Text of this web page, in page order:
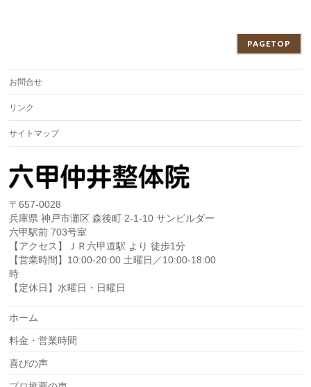
PAGETOP
お問合せ
リンク
サイトマップ
〒657-0028
兵庫県 神戸市灘区 森後町 2-1-10 サンビルダー
六甲駅前 703号室
【アクセス】ＪＲ六甲道駅 より 徒歩1分
【営業時間】10:00-20:00 土曜日／10:00-18:00
時
【定休日】水曜日・日曜日
ホーム
料金・営業時間
喜びの声